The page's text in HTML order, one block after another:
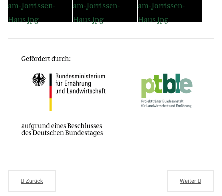
Zurück Weiter